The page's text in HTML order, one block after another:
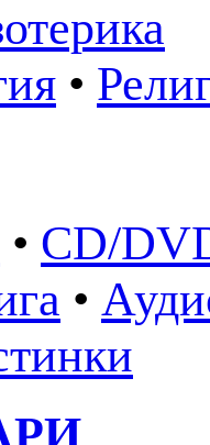
•
• CD/
•